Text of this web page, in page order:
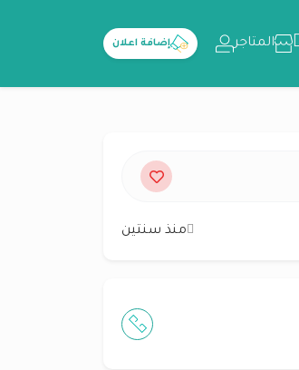
المتاجر إضافة اعلان
منذ سنتين